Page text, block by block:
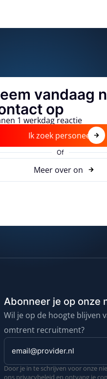
vandaag
op
1 werkdag reactie
Ik zoek personeel
Of
Meer over ons
Abonneer je op onze
Wil je op de hoogte blijven
omtrent recruitment?
mailadres
(Vereist)
Door je in te schrijven voor onze
ons privacybeleid en ontvang je